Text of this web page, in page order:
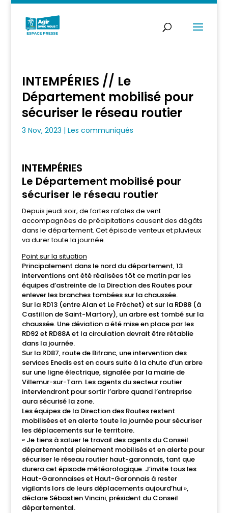
INTEMPÉRIES // Le
Département mobilisé pour
sécuriser le réseau routier
3 Nov, 2023 | Les communiqués
INTEMPÉRIES
Le Département mobilisé pour
sécuriser le réseau routier
Depuis jeudi soir, de fortes rafales de vent
accompagnées de précipitations causent des dégâts
dans le département. Cet épisode venteux et pluvieux
va durer toute la journée.
Point sur la situation
Principalement dans le nord du département, 13
interventions ont été réalisées tôt ce matin par les
équipes d’astreinte de la Direction des Routes pour
enlever les branches tombées sur la chaussée.
Sur la RD13 (entre Alan et Le Fréchet) et sur la RD88 (à
Castillon de Saint-Martory), un arbre est tombé sur la
chaussée. Une déviation a été mise en place par les
RD92 et RD88A et la circulation devrait être rétablie
dans la journée.
Sur la RD87, route de Bifranc, une intervention des
services Enedis est en cours suite à la chute d’un arbre
sur une ligne électrique, signalée par la mairie de
Villemur-sur-Tarn. Les agents du secteur routier
interviendront pour sortir l’arbre quand l’entreprise
aura sécurisé la zone.
Les équipes de la Direction des Routes restent
mobilisées et en alerte toute la journée pour sécuriser
les déplacements sur le territoire.
« Je tiens à saluer le travail des agents du Conseil
départemental pleinement mobilisés et en alerte pour
sécuriser le réseau routier haut-garonnais, tant que
durera cet épisode météorologique. J’invite tous les
Haut-Garonnaises et Haut-Garonnais à rester
vigilants lors de leurs déplacements aujourd’hui »,
déclare Sébastien Vincini, président du Conseil
départemental.